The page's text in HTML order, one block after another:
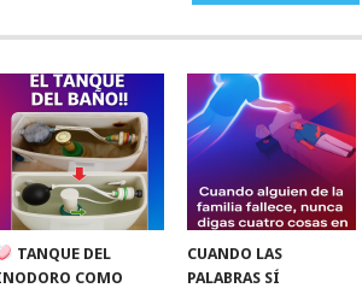
TANQUE DEL
COMO
CUANDO LAS
PALABRAS SÍ